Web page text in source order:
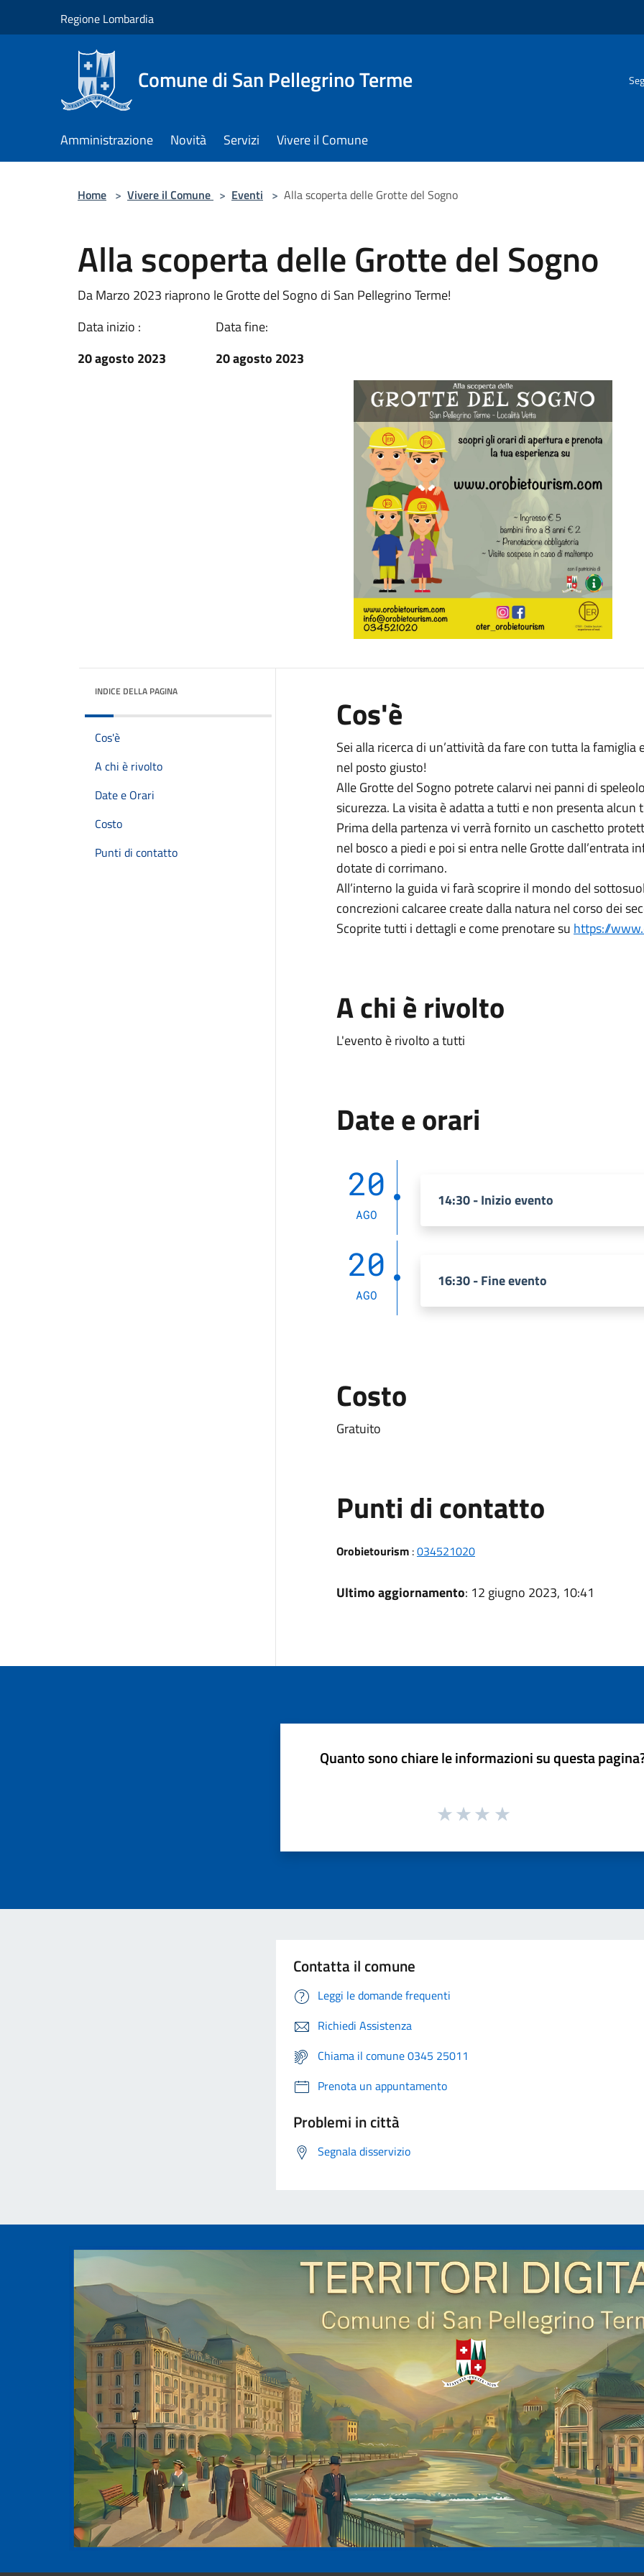
Regione Lombardia
Comune di San Pellegrino Terme
Amministrazione Novità Servizi Vivere il Comune
Home > Vivere il Comune > Eventi > Alla scoperta delle Grotte del Sogno
Alla scoperta delle Grotte del Sogno
Da Marzo 2023 riaprono le Grotte del Sogno di San Pellegrino Terme!
Data inizio :
20 agosto 2023
Data fine:
20 agosto 2023
INDICE DELLA PAGINA
Cos'è
A chi è rivolto
Date e Orari
Costo
Punti di contatto
Cos'è
Sei alla ricerca di un’attività da fare con tutta la famiglia
nel posto giusto!
Alle Grotte del Sogno potrete calarvi nei panni di
sicurezza. La visita è adatta a tutti e non presenta
Prima della partenza vi verrà fornito un caschetto
nel bosco a piedi e poi si entra nelle Grotte dall’entrata
dotate di corrimano.
All’interno la guida vi farà scoprire il mondo del
concrezioni calcaree create dalla natura nel corso dei
Scoprite tutti i dettagli e come prenotare su https://
A chi è rivolto
L'evento è rivolto a tutti
Date e orari
20
AGO
14:30 - Inizio evento
20
AGO
16:30 - Fine evento
Costo
Gratuito
Punti di contatto
Orobietourism:034521020
Ultimo aggiornamento: 12 giugno 2023, 10:41
Quanto sono chiare le informazioni su questa
Contatta il comune
Leggi le domande frequenti
Richiedi Assistenza
Chiama il comune 0345 25011
Prenota un appuntamento
Problemi in città
Segnala disservizio